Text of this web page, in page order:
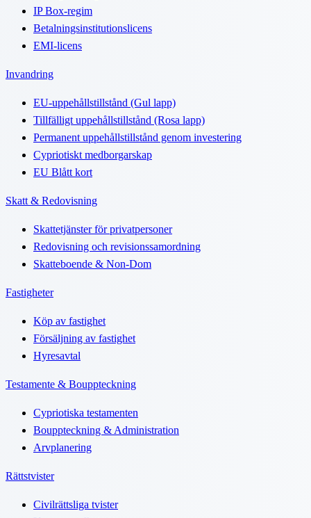
IP Box-regim
Betalningsinstitutionslicens
EMI-licens
Invandring
EU-uppehållstillstånd (Gul lapp)
Tillfälligt uppehållstillstånd (Rosa lapp)
Permanent uppehållstillstånd genom investering
Cypriotiskt medborgarskap
EU Blått kort
Skatt & Redovisning
Skattetjänster för privatpersoner
Redovisning och revisionssamordning
Skatteboende & Non-Dom
Fastigheter
Köp av fastighet
Försäljning av fastighet
Hyresavtal
Testamente & Bouppteckning
Cypriotiska testamenten
Bouppteckning & Administration
Arvplanering
Rättstvister
Civilrättsliga tvister